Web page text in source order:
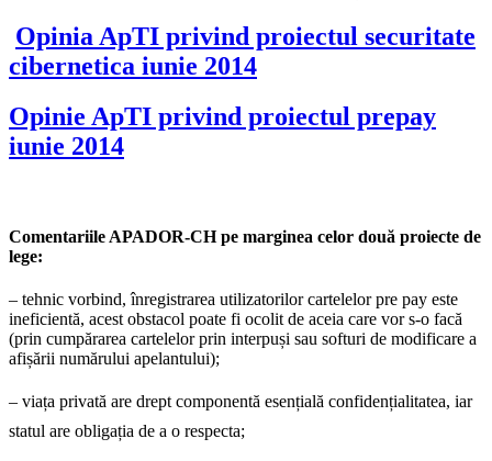
Opinia ApTI privind proiectul securitate
cibernetica iunie 2014
Opinie ApTI privind proiectul prepay
iunie 2014
Comentariile APADOR-CH pe marginea celor două proiecte de
lege:
– tehnic vorbind, înregistrarea utilizatorilor cartelelor pre pay este
ineficientă, acest obstacol poate fi ocolit de aceia care vor s-o facă
(prin cumpărarea cartelelor prin interpuși sau softuri de modificare a
afișării numărului apelantului);
– viața privată are drept componentă esențială confidențialitatea, iar
statul are obligația de a o respecta;